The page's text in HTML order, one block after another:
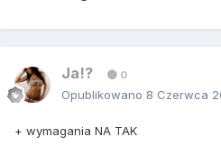
Ja!? 0
Opublikowano 8 Czerwca
+ wymagania NA TAK